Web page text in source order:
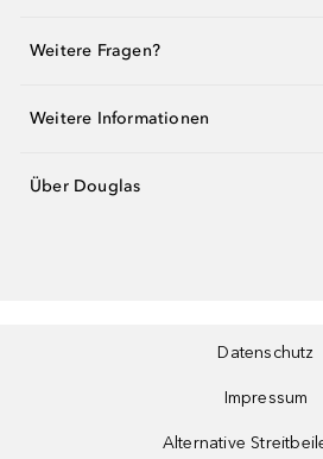
Weitere Fragen?
Weitere Informationen
Über Douglas
Datenschutz
Impressum
Alternative